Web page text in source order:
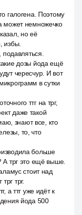
галогена. Поэтому
может немножечко
но её
избы.
дозы йода ещё
чересчур. И вот
в сутки
ттг на трг,
даже такой
знают все, кто
то, что
больше
А трг это ещё выше.
стоит над
трг.
а ттг уже идёт к
йода 500